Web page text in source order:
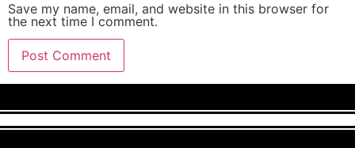
Save my name, email, and website in this browser for
the next time I comment.